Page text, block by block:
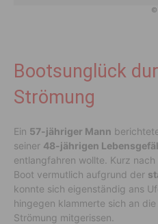
©
Bootsunglück
Strömung
Ein 57-jähriger Mann
seiner 48-jährigen
entlangfahren wollte. Kurz
Boot vermutlich aufgrund der
konnte sich eigenständig ans
hingegen klammerte sich an
Strömung mitgerissen.